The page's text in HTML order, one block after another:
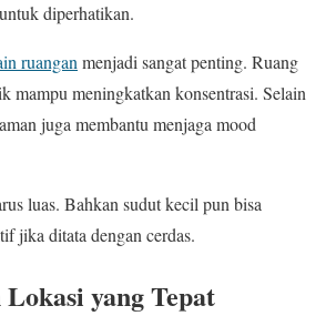
diperhatikan.
ruangan menjadi sangat penting. Ruang
mampu meningkatkan konsentrasi. Selain
juga membantu menjaga mood
luas. Bahkan sudut kecil pun bisa
jika ditata dengan cerdas.
yang Tepat